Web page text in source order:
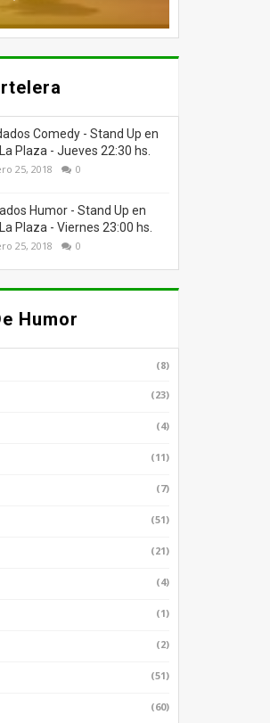
Comedy - Stand Up en
Plaza - Jueves 22:30 hs.
25, 2018 0
Humor - Stand Up en
Plaza - Viernes 23:00 hs.
25, 2018 0
Humor
(8)
(23)
(4)
(11)
(7)
(51)
(21)
(4)
(1)
(2)
(51)
(60)